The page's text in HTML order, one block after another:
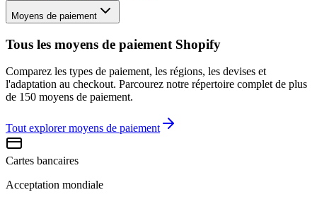
Moyens de paiement
Tous les moyens de paiement Shopify
Comparez les types de paiement, les régions, les devises et
l'adaptation au checkout. Parcourez notre répertoire complet de plus
de 150 moyens de paiement.
Tout explorer moyens de paiement
Cartes bancaires
Acceptation mondiale